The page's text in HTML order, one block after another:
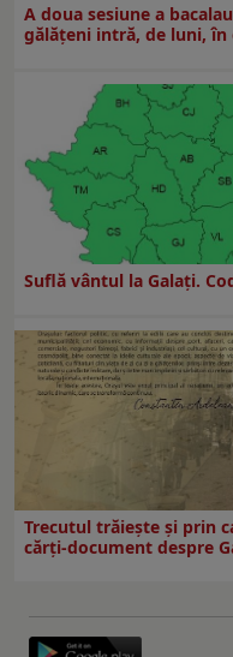
A doua sesiune a
gălăţeni intră, de luni, în
Suflă vântul la Galaţi.
Trecutul trăiește și prin
cărți-document despre